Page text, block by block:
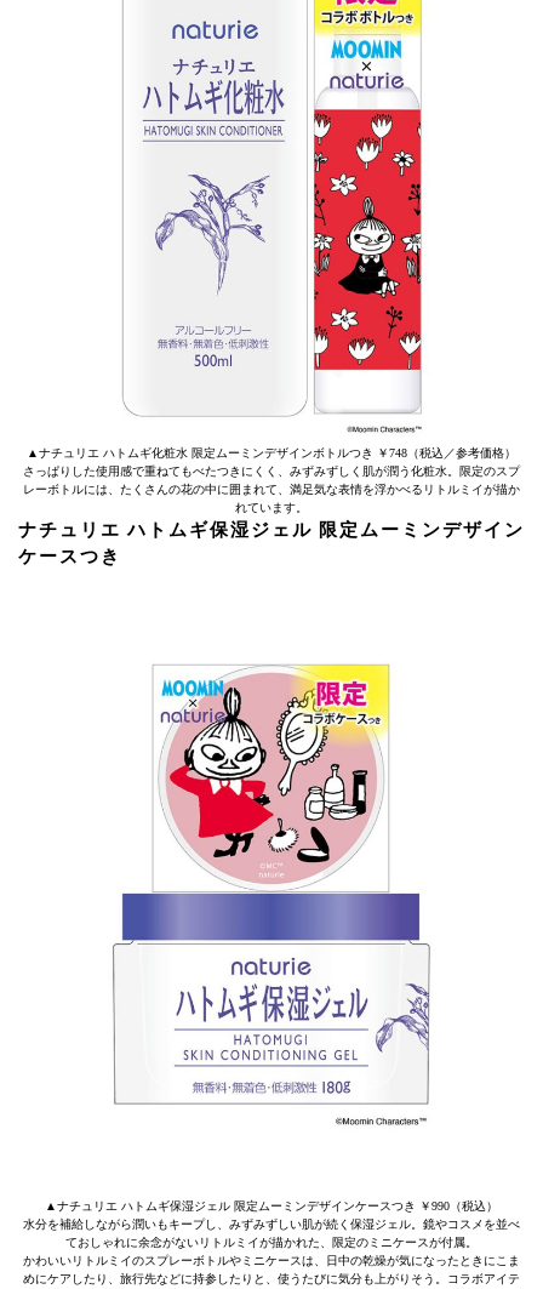
▲ナチュリエ ハトムギ化粧水 限定ムーミンデザインボトルつき ￥748（税込／参考価格）
さっぱりした使用感で重ねてもべたつきにくく、みずみずしく肌が潤う化粧水。限定のスプ
レーボトルには、たくさんの花の中に囲まれて、満足気な表情を浮かべるリトルミイが描か
れています。
ナチュリエ ハトムギ保湿ジェル 限定ムーミンデザイン
ケースつき
▲ナチュリエ ハトムギ保湿ジェル 限定ムーミンデザインケースつき ￥990（税込）
水分を補給しながら潤いもキープし、みずみずしい肌が続く保湿ジェル。鏡やコスメを並べ
ておしゃれに余念がないリトルミイが描かれた、限定のミニケースが付属。
かわいいリトルミイのスプレーボトルやミニケースは、日中の乾燥が気になったときにこま
めにケアしたり、旅行先などに持参したりと、使うたびに気分も上がりそう。コラボアイテ